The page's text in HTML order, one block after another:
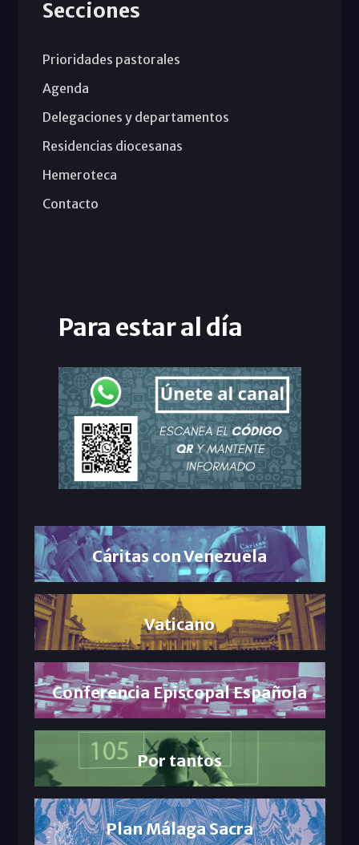
Secciones
Prioridades pastorales
Agenda
Delegaciones y departamentos
Residencias diocesanas
Hemeroteca
Contacto
Para estar al día
Cáritas con Venezuela
Vaticano
Conferencia Episcopal Española
Por tantos
Plan Málaga Sacra